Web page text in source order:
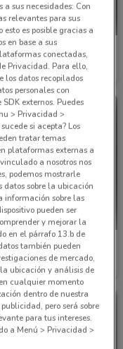
Cuidado con el Perro
Julio
el 30/09 1.2 km
sus necesidades: Con
relevantes para sus
esto es posible gracias a
en base a sus
conectadas,
Privacidad. Para ello,
los datos recopilados
personales con
externos. Puedes
> Privacidad >
si acepta? Los
tratar temas
plataformas externas a
a nosotros nos
podemos mostrarle
datos sobre la ubicación
información sobre las
pueden ser
y mejorar la
en el párrafo 13.b de
también pueden
de mercado,
ubicación y análisis de
cualquier momento
dentro de nuestra
pero será sobre
para tus intereses.
a Menú > Privacidad >